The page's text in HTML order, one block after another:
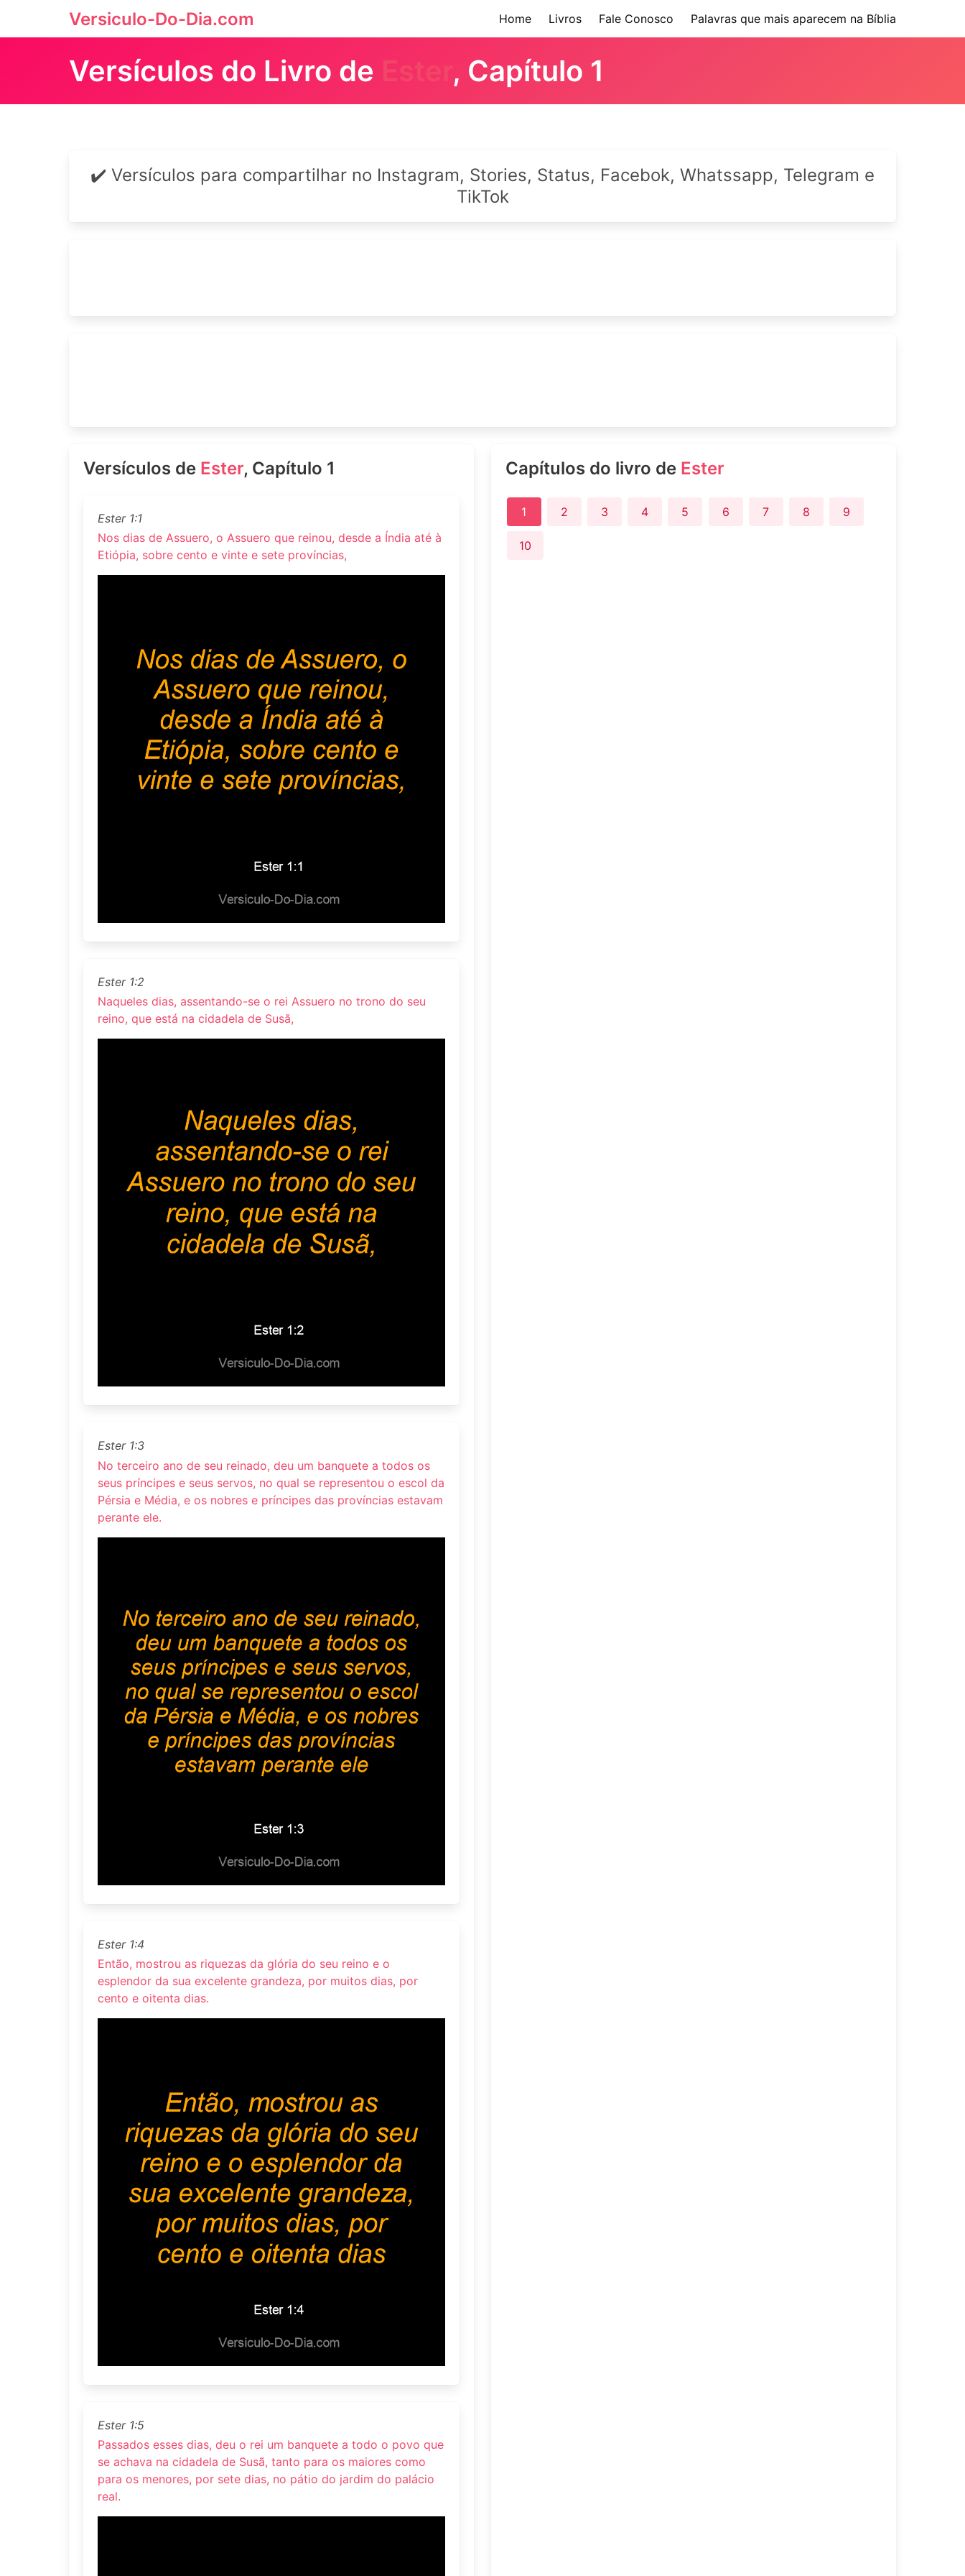
Versiculo-Do-Dia.com Home Livros Fale Conosco Palavras que mais aparecem na Bíblia
Versículos do Livro de Ester , Capítulo 1
✔️ Versículos para compartilhar no Instagram, Stories, Status, Facebok, Whatssapp, Telegram e
TikTok
Versículos de Ester, Capítulo 1
Ester 1:1
Nos dias de Assuero, o Assuero que reinou, desde a Índia até à
Etiópia, sobre cento e vinte e sete províncias,
Ester 1:2
Naqueles dias, assentando-se o rei Assuero no trono do seu
reino, que está na cidadela de Susã,
Ester 1:3
No terceiro ano de seu reinado, deu um banquete a todos os
seus príncipes e seus servos, no qual se representou o escol da
Pérsia e Média, e os nobres e príncipes das províncias estavam
perante ele.
Ester 1:4
Então, mostrou as riquezas da glória do seu reino e o
esplendor da sua excelente grandeza, por muitos dias, por
cento e oitenta dias.
Ester 1:5
Passados esses dias, deu o rei um banquete a todo o povo que
se achava na cidadela de Susã, tanto para os maiores como
para os menores, por sete dias, no pátio do jardim do palácio
real.
Capítulos do livro de Ester
1 2 3 4 5 6 7 8 9
10